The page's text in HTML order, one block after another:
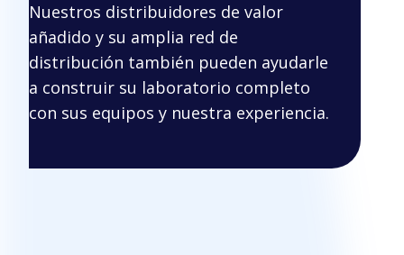
Nuestros distribuidores de valor
añadido y su amplia red de
distribución también pueden ayudarle
a construir su laboratorio completo
con sus equipos y nuestra experiencia.